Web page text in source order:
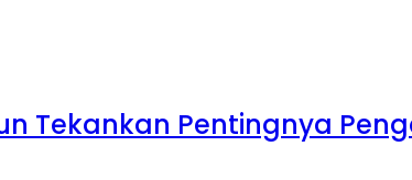
Tekankan Pentingnya